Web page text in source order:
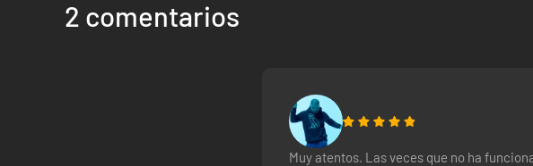
2 comentarios
Muy atentos. Las veces que no ha